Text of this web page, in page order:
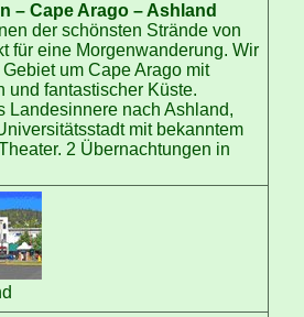
– Cape Arago – Ashland
der schönsten Strände von
für eine Morgenwanderung. Wir
um Cape Arago mit
und fantastischer Küste.
Landesinnere nach Ashland,
mit bekanntem
2 Übernachtungen in